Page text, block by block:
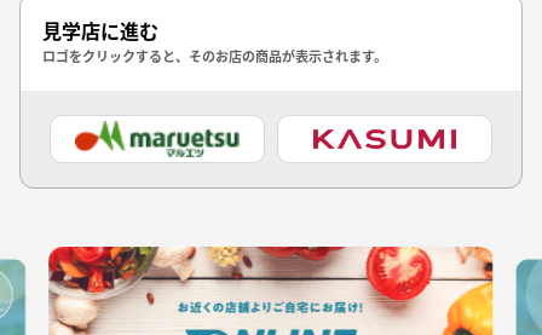
見学店に進む
ロゴをクリックすると、そのお店の商品が表示されます。